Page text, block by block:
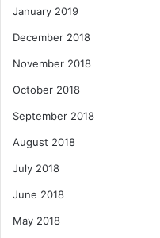
January 2019
December 2018
November 2018
October 2018
September 2018
August 2018
July 2018
June 2018
May 2018